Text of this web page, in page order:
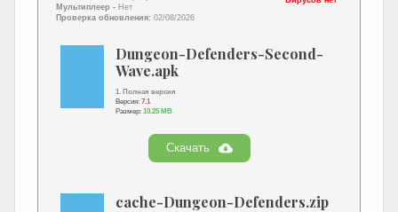
Мультиплеер - Нет
Проверка обновления: 02/08/2026
Dungeon-Defenders-Second-
Wave.apk
1. Полная версия
Версия: 7.1
Размер: 10.25 MB
Скачать
cache-Dungeon-Defenders.zip